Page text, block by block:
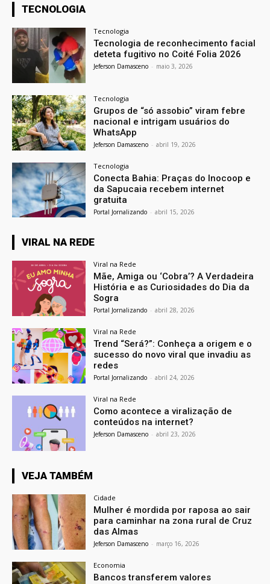
TECNOLOGIA
Tecnologia
Tecnologia de reconhecimento facial
deteta fugitivo no Coité Folia 2026
Jeferson Damasceno - maio 3, 2026
Tecnologia
Grupos de “só assobio” viram febre
nacional e intrigam usuários do
WhatsApp
Jeferson Damasceno - abril 19, 2026
Tecnologia
Conecta Bahia: Praças do Inocoop e
da Sapucaia recebem internet
gratuita
Portal Jornalizando - abril 15, 2026
VIRAL NA REDE
Viral na Rede
Mãe, Amiga ou ‘Cobra’? A Verdadeira
História e as Curiosidades do Dia da
Sogra
Portal Jornalizando - abril 28, 2026
Viral na Rede
Trend “Será?”: Conheça a origem e o
sucesso do novo viral que invadiu as
redes
Portal Jornalizando - abril 24, 2026
Viral na Rede
Como acontece a viralização de
conteúdos na internet?
Jeferson Damasceno - abril 23, 2026
VEJA TAMBÉM
Cidade
Mulher é mordida por raposa ao sair
para caminhar na zona rural de Cruz
das Almas
Jeferson Damasceno - março 16, 2026
Economia
Bancos transferem valores